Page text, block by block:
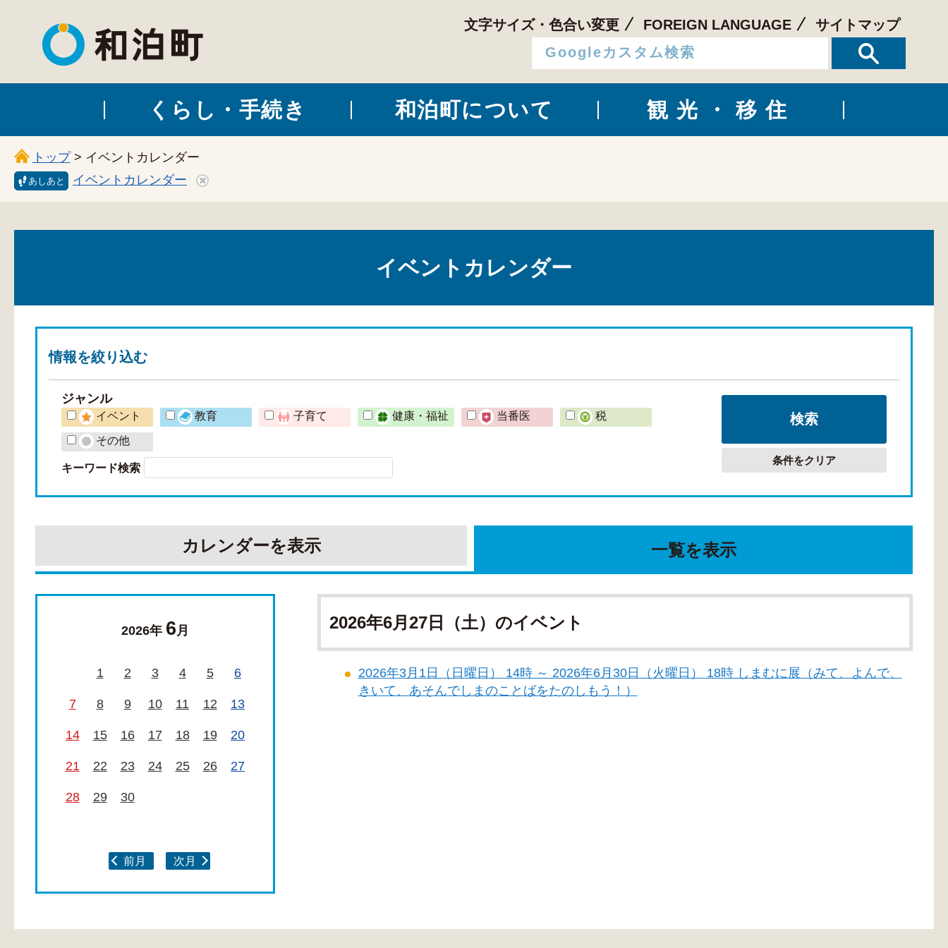
和泊町
文字サイズ・色合い変更 FOREIGN LANGUAGE サイトマップ
くらし・手続き 和泊町について 観光・移住
トップ> イベントカレンダー
あしあと イベントカレンダー
イベントカレンダー
情報を絞り込む
ジャンル
イベント 教育 子育て 健康・福祉 当番医
税
その他
キーワード検索
条件をクリア
カレンダーを表示 一覧を表示
2026年 6月
1 2 3 4 5 6
7 8 9 10 11 12 13
14 15 16 17 18 19 20
21 22 23 24 25 26 27
28 29 30
前月 次月
2026年6月27日（土）のイベント
2026年3月1日（日曜日） 14時 ～ 2026年6月30日（火曜日） 18時 しまむに展（みて、よんで、
きいて、あそんでしまのことばをたのしもう！）